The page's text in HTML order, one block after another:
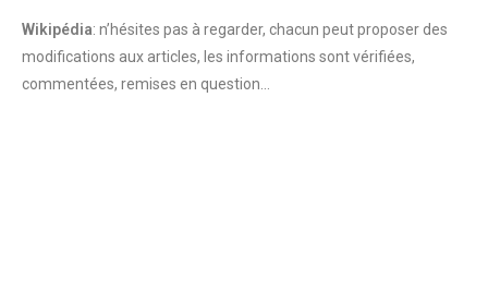
Wikipédia: n’hésites pas à regarder, chacun peut proposer des
modifications aux articles, les informations sont vérifiées,
commentées, remises en question…